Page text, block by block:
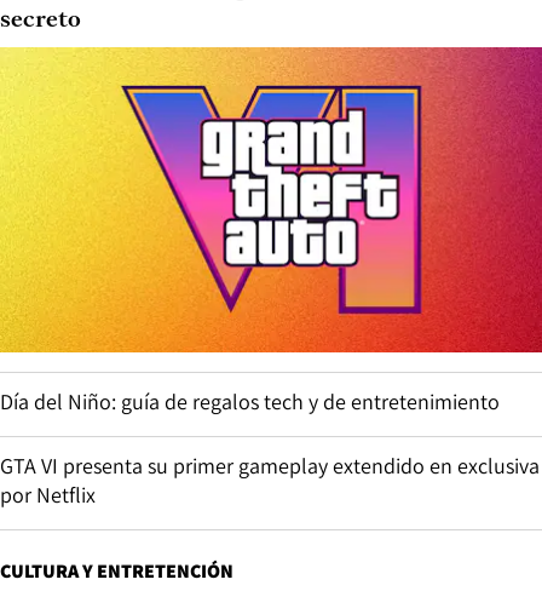
secreto
Día del Niño: guía de regalos tech y de entretenimiento
GTA VI presenta su primer gameplay extendido en exclusiva
por Netflix
CULTURA Y ENTRETENCIÓN